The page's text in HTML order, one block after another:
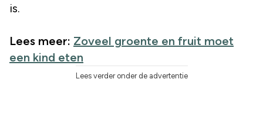
is.
Lees meer: Zoveel groente en fruit moet
een kind eten
Lees verder onder de advertentie